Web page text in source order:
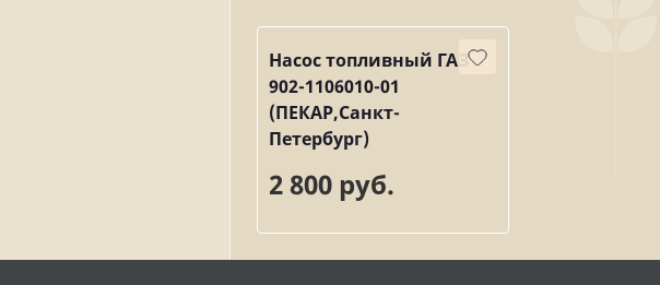
Насос топливный ГАЗ
902-1106010-01
(ПЕКАР,Санкт-
Петербург)
2 800 руб.